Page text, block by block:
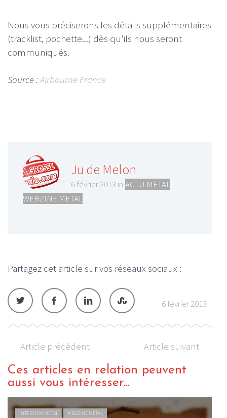
Nous vous préciserons les détails supplémentaires
(tracklist, pochette...) dès qu'ils nous seront
communiqués.
Source :Airbourne France
Ju de Melon
6 février 2013 in ACTU METAL
WEBZINE METAL
Partagez cet article sur vos réseaux sociaux :
6 février 2013
Article précédent Article suivant
Ces articles en relation peuvent
aussi vous intéresser...
INTERVIEW METAL WEBZINE METAL